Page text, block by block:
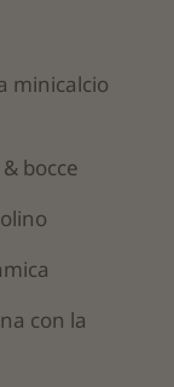
minicalcio
bocce
con la